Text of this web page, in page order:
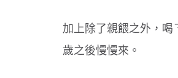
加上除了親餵之外，喝
歲之後慢慢來。